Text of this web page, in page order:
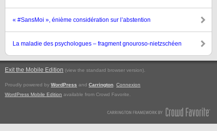
« #SansMoi », énième considération sur l’abstention
La maladie des psychologues – fragment gnouroso-nietzschéen
Exit the Mobile Edition (view the standard browser version).
Proudly powered by WordPress and Carrington Connexion
WordPress Mobile Edition available from Crowd Favorite.